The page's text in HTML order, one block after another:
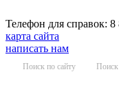
Телефон для справок:
карта сайта
написать нам
Поиск по сайту